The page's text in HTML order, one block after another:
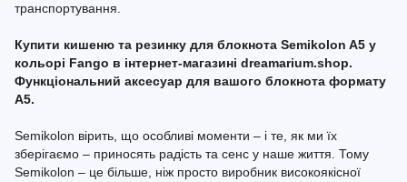
транспортування.
Купити кишеню та резинку для блокнота Semikolon A5 у
кольорі Fango в інтернет-магазині dreamarium.shop.
Функціональний аксесуар для вашого блокнота формату
A5.
Semikolon вірить, що особливі моменти – і те, як ми їх
зберігаємо – приносять радість та сенс у наше життя. Тому
Semikolon – це більше, ніж просто виробник високоякісної